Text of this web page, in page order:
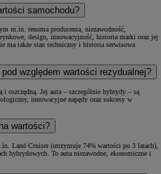
samochodu?
m.in. renoma producenta, niezawodność,
design, innowacyjność, historia marki oraz jej
ma także stan techniczny i historia serwisowa
względem wartości rezydualnej?
i oszczędną. Jej auta – szczególnie hybrydy – są
innowacyjne napędy oraz sukcesy w
wartości?
Land Cruiser (utrzymuje 74% wartości po 3 latach),
hybrydowych. To auta niezawodne, ekonomiczne i